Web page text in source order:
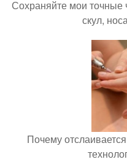
Сохраняйте мои
скул,
Почему